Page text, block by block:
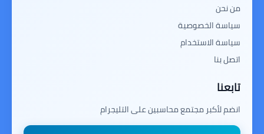
من نحن
سياسة الخصوصية
سياسة الاستخدام
اتصل بنا
تابعنا
انضم لأكبر مجتمع محاسبين على التليجرام